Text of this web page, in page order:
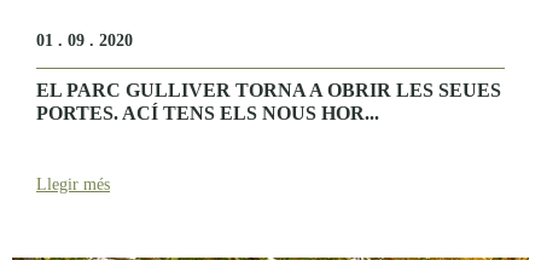
01 . 09 . 2020
EL PARC GULLIVER TORNA A OBRIR LES SEUES
PORTES. ACÍ TENS ELS NOUS HOR...
Llegir més